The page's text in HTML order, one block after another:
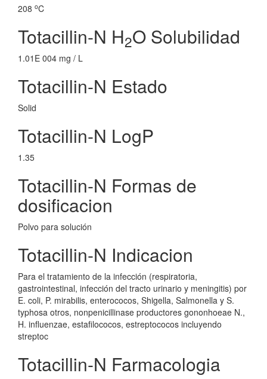
208 oC
Totacillin-N H2O Solubilidad
1.01E 004 mg / L
Totacillin-N Estado
Solid
Totacillin-N LogP
1.35
Totacillin-N Formas de
dosificacion
Polvo para solución
Totacillin-N Indicacion
Para el tratamiento de la infección (respiratoria,
gastrointestinal, infección del tracto urinario y meningitis) por
E. coli, P. mirabilis, enterococos, Shigella, Salmonella y S.
typhosa otros, nonpenicillinase productores gononhoeae N.,
H. influenzae, estafilococos, estreptococos incluyendo
streptoc
Totacillin-N Farmacologia